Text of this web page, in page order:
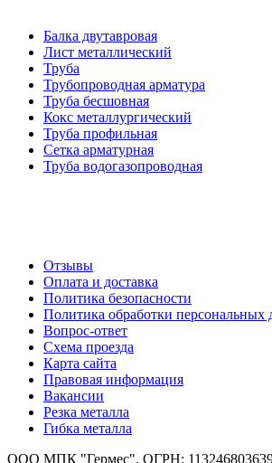
Балка двутавровая
Лист металлический
Труба
Трубопроводная арматура
Труба бесшовная
Кокс металлургический
Труба профильная
Cетка арматурная
Труба водогазопроводная
Отзывы
Оплата и доставка
Политика безопасности
Политика обработки персональных
Вопрос-ответ
Схема проезда
Карта сайта
Правовая информация
Вакансии
Резка металла
Гибка металла
ООО МПК "Гермес". ОГРН: